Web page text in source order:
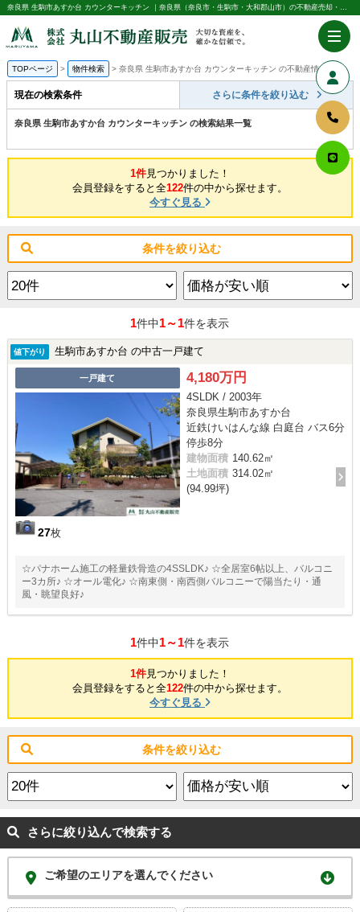
奈良県 生駒市あすか台 カウンターキッチン ｜奈良県（奈良市・生駒市・大和郡山市）の不動産売却・購入のことなら株式会社丸山不動産販売
TOPページ 物件検索 奈良県 生駒市あすか台 カウンターキッチン の不動産情報一覧
現在の検索条件 さらに条件を絞り込む
奈良県 生駒市あすか台 カウンターキッチン の検索結果一覧
1件見つかりました！
会員登録をすると全122件の中から探せます。
今すぐ見る
条件を絞り込む
1件中1～1件を表示
値下がり 生駒市あすか台 の中古一戸建て
一戸建て
27枚
4,180万円
4SLDK / 2003年
奈良県生駒市あすか台
近鉄けいはんな線 白庭台 バス6分
停歩8分
建物面積 140.62㎡
土地面積 314.02㎡
(94.99坪)
☆パナホーム施工の軽量鉄骨造の4SSLDK♪ ☆全居室6帖以上、バルコニ
ー3カ所♪ ☆オール電化♪ ☆南東側・南西側バルコニーで陽当たり・通
風・眺望良好♪
1件中1～1件を表示
1件見つかりました！
会員登録をすると全122件の中から探せます。
今すぐ見る
条件を絞り込む
さらに絞り込んで検索する
ご希望のエリアを選んでください